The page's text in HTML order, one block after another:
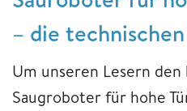
– die
Um unseren Lesern
Saugroboter für hohe